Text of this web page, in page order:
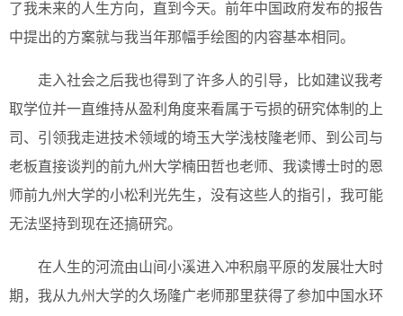
了我未来的人生方向，直到今天。前年中国政府发布的报告
中提出的方案就与我当年那幅手绘图的内容基本相同。
走入社会之后我也得到了许多人的引导，比如建议我考
取学位并一直维持从盈利角度来看属于亏损的研究体制的上
司、引领我走进技术领域的埼玉大学浅枝隆老师、到公司与
老板直接谈判的前九州大学楠田哲也老师、我读博士时的恩
师前九州大学的小松利光先生，没有这些人的指引，我可能
无法坚持到现在还搞研究。
在人生的河流由山间小溪进入冲积扇平原的发展壮大时
期，我从九州大学的久场隆广老师那里获得了参加中国水环